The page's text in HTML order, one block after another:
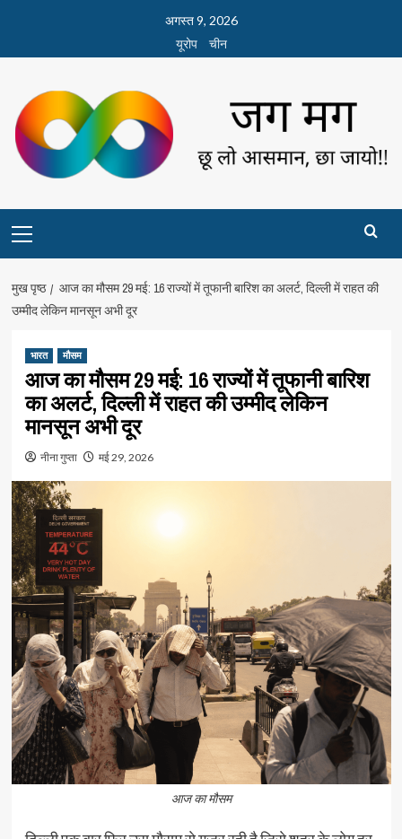
पर
अगस्त 9, 2026
यूरोप
चीन
Menu
मुख पृष्ठ
आज का मौसम 29 मई: 16 राज्यों में तूफानी बारिश का अलर्ट, दिल्ली में राहत की
उम्मीद लेकिन मानसून अभी दूर
भारत मौसम
आज का मौसम 29 मई: 16 राज्यों में तूफानी बारिश
का अलर्ट, दिल्ली में राहत की उम्मीद लेकिन
मानसून अभी दूर
नीना गुप्ता मई 29, 2026
आज का मौसम